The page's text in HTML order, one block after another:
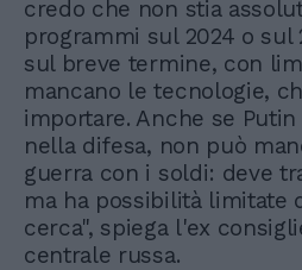
credo che non stia
programmi sul 2024 o sul
sul breve termine, con
mancano le tecnologie,
importare. Anche se
nella difesa, non può
guerra con i soldi: deve
ma ha possibilità limitate
cerca", spiega l'ex
centrale russa.